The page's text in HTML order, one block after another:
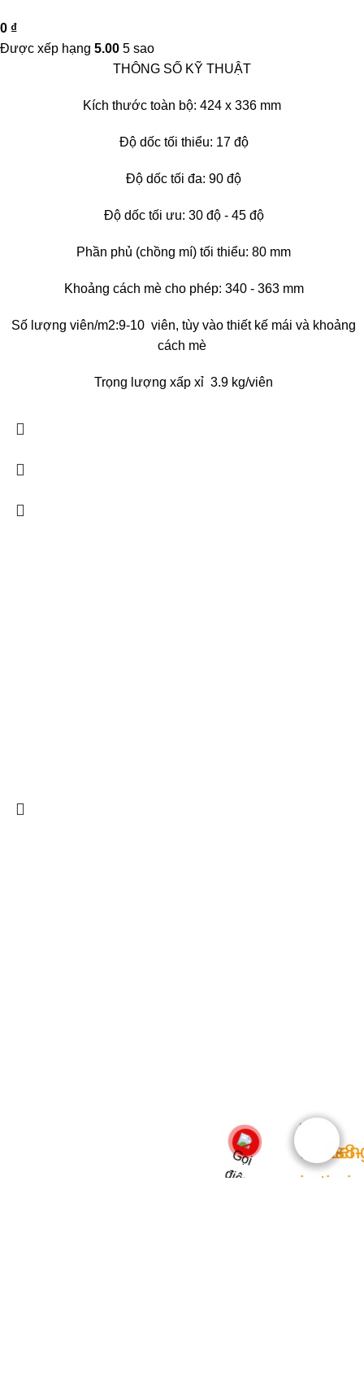
0 ₫
Được xếp hạng 5.00 5 sao
THÔNG SỐ KỸ THUẬT
Kích thước toàn bộ: 424 x 336 mm
Độ dốc tối thiểu: 17 độ
Độ dốc tối đa: 90 độ
Độ dốc tối ưu: 30 độ - 45 độ
Phần phủ (chồng mí) tối thiểu: 80 mm
Khoảng cách mè cho phép: 340 - 363 mm
Số lượng viên/m2:9-10 viên, tùy vào thiết kế mái và khoảng
cách mè
Trọng lượng xấp xỉ 3.9 kg/viên